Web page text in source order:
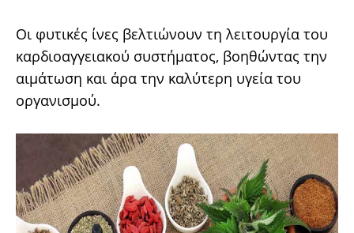
Oι φυτικές ίνες βελτιώνουν τη λειτουργία του
καρδιοαγγειακού συστήματος, βοηθώντας την
αιμάτωση και άρα την καλύτερη υγεία του
οργανισμού.